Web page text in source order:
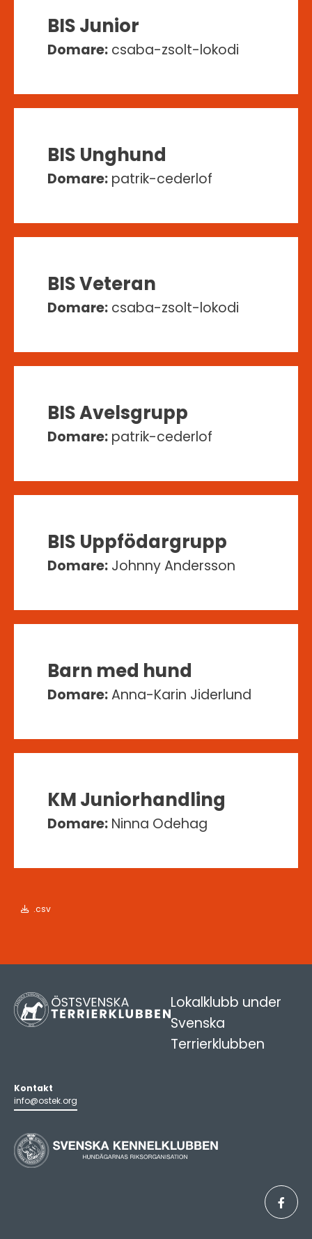
BIS Junior
Domare: csaba-zsolt-lokodi
BIS Unghund
Domare: patrik-cederlof
BIS Veteran
Domare: csaba-zsolt-lokodi
BIS Avelsgrupp
Domare: patrik-cederlof
BIS Uppfödargrupp
Domare: Johnny Andersson
Barn med hund
Domare:Anna-Karin Jiderlund
KM Juniorhandling
Domare: Ninna Odehag
.csv
Lokalklubb under
Svenska
Terrierklubben
Kontakt
info@ostek.org